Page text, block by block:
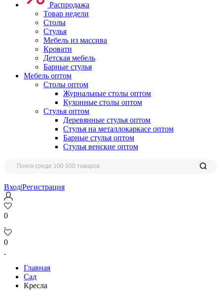
Распродажа
Товар недели
Столы
Стулья
Мебель из массива
Кровати
Детская мебель
Барные стулья
Мебель оптом
Столы оптом
Журнальные столы оптом
Кухонные столы оптом
Стулья оптом
Деревянные стулья оптом
Стулья на металлокаркасе оптом
Барные стулья оптом
Стулья венские оптом
Вход|Регистрация
0
0
Главная
Сад
Кресла